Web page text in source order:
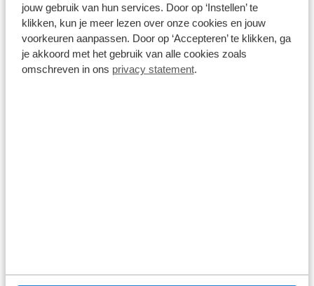
jouw gebruik van hun services. Door op ‘Instellen’ te
klikken, kun je meer lezen over onze cookies en jouw
voorkeuren aanpassen. Door op ‘Accepteren’ te klikken, ga
je akkoord met het gebruik van alle cookies zoals
omschreven in ons privacy statement.
dichtstbijzijnde (Broekhuis) merkdealer voor
onderhoud en meld dat de auto eigendom is van
Broekhuis Lease. De rest regelen wij voor u!
Belasting